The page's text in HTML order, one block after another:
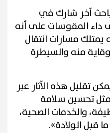
آخر شارك في
داء المقوسات على أنه
يمتلك مسارات انتقال
منه والسيطرة
تقليل هذه الآثار عبر
مثل تحسين سلامة
والخدمات الصحية،
قبل الولادة».